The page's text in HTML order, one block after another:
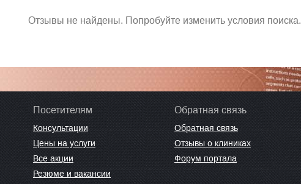
Отзывы не найдены. Попробуйте изменить условия поиска.
Посетителям
Консультации
Цены на услуги
Все акции
Резюме и вакансии
Обратная связь
Обратная связь
Отзывы о клиниках
Форум портала